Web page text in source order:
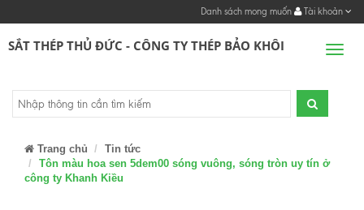
Danh sách mong muốn Tài khoản
SẮT THÉP THỦ ĐỨC - CÔNG TY THÉP BẢO KHÔI
Trang chủ
Tin tức
Tôn màu hoa sen 5dem00 sóng vuông, sóng tròn uy tín ở
công ty Khanh Kiều